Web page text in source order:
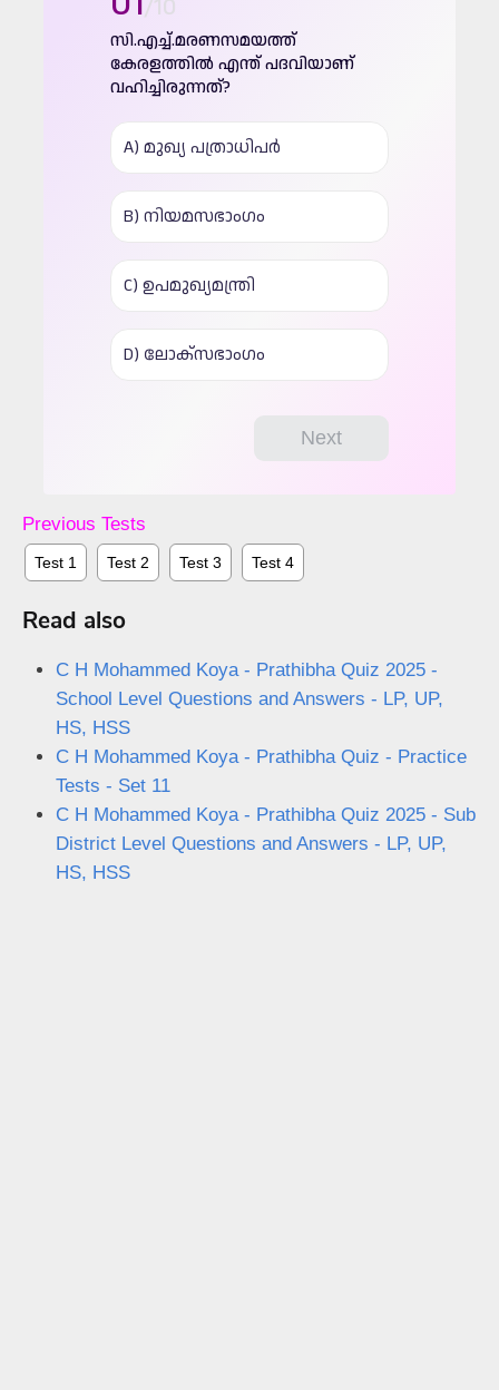
Previous Tests
Test 1 Test 2 Test 3 Test 4
Read also
C H Mohammed Koya - Prathibha Quiz 2025 -
School Level Questions and Answers - LP, UP,
HS, HSS
C H Mohammed Koya - Prathibha Quiz - Practice
Tests - Set 11
C H Mohammed Koya - Prathibha Quiz 2025 - Sub
District Level Questions and Answers - LP, UP,
HS, HSS